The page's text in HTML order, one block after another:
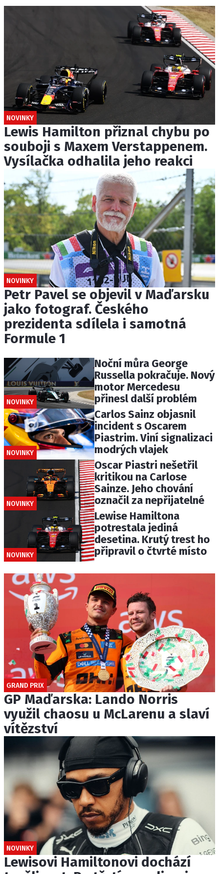
NOVINKY
Lewis Hamilton přiznal chybu po
souboji s Maxem Verstappenem.
Vysílačka odhalila jeho reakci
NOVINKY
Petr Pavel se objevil v Maďarsku
jako fotograf. Českého
prezidenta sdílela i samotná
Formule 1
NOVINKY
Noční můra George
Russella pokračuje. Nový
motor Mercedesu
přinesl další problém
NOVINKY
Carlos Sainz objasnil
incident s Oscarem
Piastrim. Viní signalizaci
modrých vlajek
NOVINKY
Oscar Piastri nešetřil
kritikou na Carlose
Sainze. Jeho chování
označil za nepřijatelné
NOVINKY
Lewise Hamiltona
potrestala jediná
desetina. Krutý trest ho
připravil o čtvrté místo
GRAND PRIX
GP Maďarska: Lando Norris
využil chaosu u McLarenu a slaví
vítězství
NOVINKY
Lewisovi Hamiltonovi dochází